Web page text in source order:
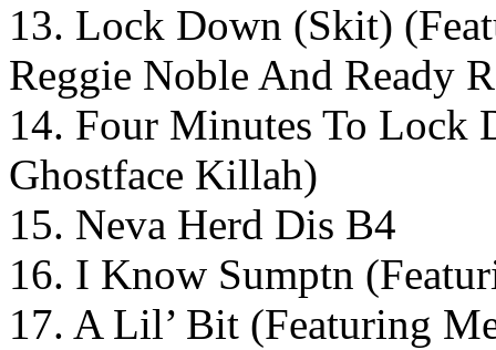
13. Lock Down (Skit)
Reggie Noble And Ready
14. Four Minutes To Lock
Ghostface Killah)
15. Neva Herd Dis B4
16. I Know Sumptn
17. A Lil’ Bit (Featuring